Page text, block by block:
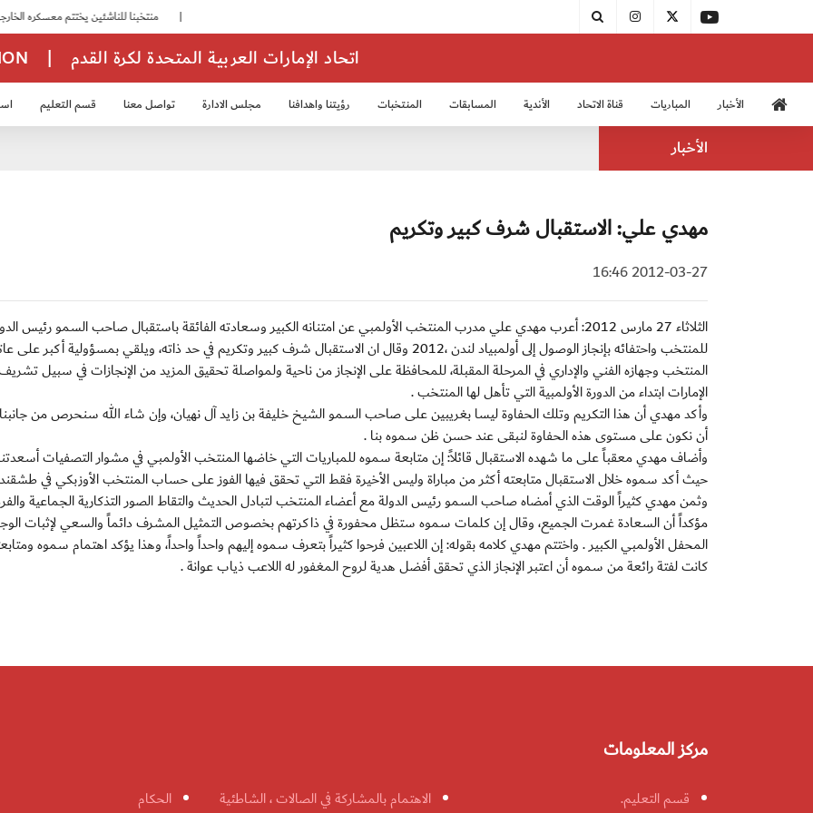
| اتحاد الإمارات العربية المتحدة لكرة القدم
الأخبار المباريات قناة الاتحاد الأندية المسابقات المنتخبات رؤيتنا واهدافنا مجلس الادارة تواصل معنا قسم التعليم
الأخبار
مهدي علي: الاستقبال شرف كبير وتكريم
2012-03-27 16:46
الثلاثاء 27 مارس 2012: أعرب مهدي علي مدرب المنتخب الأولمبي عن امتنانه الكبير وسعادته الفائقة باستقبال صاحب السمو رئيس
للمنتخب واحتفائه بإنجاز الوصول إلى أولمبياد لندن ،2012 وقال ان الاستقبال شرف كبير وتكريم في حد ذاته، ويلقي بمسؤولية أكبر على
المنتخب وجهازه الفني والإداري في المرحلة المقبلة، للمحافظة على الإنجاز من ناحية ولمواصلة تحقيق المزيد من الإنجازات في سبيل
الإمارات ابتداء من الدورة الأولمبية التي تأهل لها المنتخب .
وأكد مهدي أن هذا التكريم وتلك الحفاوة ليسا بغريبين على صاحب السمو الشيخ خليفة بن زايد آل نهيان، وإن شاء الله سنحرص من
أن نكون على مستوى هذه الحفاوة لنبقى عند حسن ظن سموه بنا .
وأضاف مهدي معقباً على ما شهده الاستقبال قائلاً: إن متابعة سموه للمباريات التي خاضها المنتخب الأولمبي في مشوار التصفيات أسعدتنا
حيث أكد سموه خلال الاستقبال متابعته أكثر من مباراة وليس الأخيرة فقط التي تحقق فيها الفوز على حساب المنتخب الأوزبكي في
وثمن مهدي كثيراً الوقت الذي أمضاه صاحب السمو رئيس الدولة مع أعضاء المنتخب لتبادل الحديث والتقاط الصور التذكارية الجماعية
مؤكداً أن السعادة غمرت الجميع، وقال إن كلمات سموه ستظل محفورة في ذاكرتهم بخصوص التمثيل المشرف دائماً والسعي لإثبات
المحفل الأولمبي الكبير . واختتم مهدي كلامه بقوله: إن اللاعبين فرحوا كثيراً بتعرف سموه إليهم واحداً واحداً، وهذا يؤكد اهتمام سموه
كانت لفتة رائعة من سموه أن اعتبر الإنجاز الذي تحقق أفضل هدية لروح المغفور له اللاعب ذياب عوانة .
مركز المعلومات
قسم التعليم.
الاهتمام بالمشاركة في الصالات ، الشاطئية
الحكام